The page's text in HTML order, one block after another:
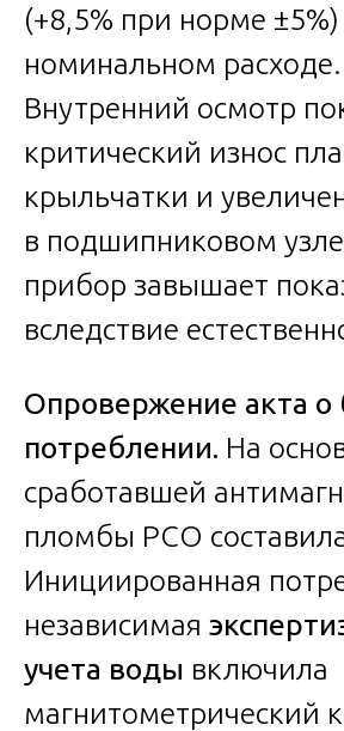
(+8,5% при норме ±5%)
номинальном расходе.
Внутренний осмотр
критический износ
крыльчатки и
в подшипниковом
прибор завышает
вследствие
Опровержение акта о
потреблении. На
сработавшей
пломбы РСО
Инициированная
независимая
учета воды включила
магнитометрический